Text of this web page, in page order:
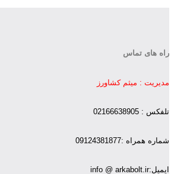
راه های تماس
مدیریت : میثم کشاورز
تلفکس : 02166638905
شماره همراه :09124381877
ایمیل:info @ arkabolt.ir